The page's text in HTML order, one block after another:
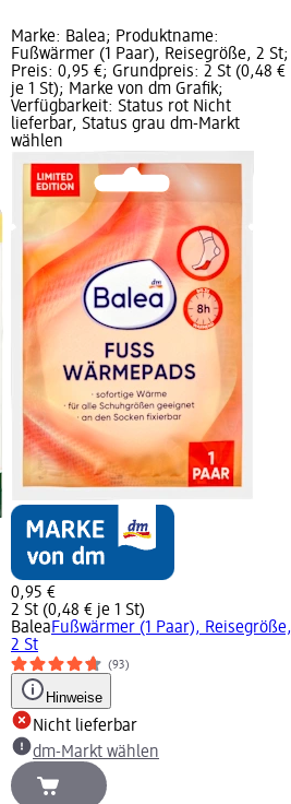
Marke: Balea; Produktname:
Fußwärmer (1 Paar), Reisegröße, 2 St;
Preis: 0,95 €; Grundpreis: 2 St (0,48 €
je 1 St); Marke von dm Grafik;
Verfügbarkeit: Status rot Nicht
lieferbar, Status grau dm-Markt
wählen
0,95 €
2 St (0,48 € je 1 St)
BaleaFußwärmer (1 Paar), Reisegröße,
2 St
(93)
Hinweise
Nicht lieferbar
dm-Markt wählen